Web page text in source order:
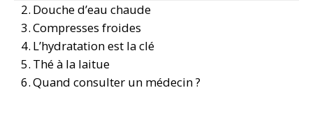
Douche d’eau chaude
Compresses froides
L’hydratation est la clé
Thé à la laitue
Quand consulter un médecin ?